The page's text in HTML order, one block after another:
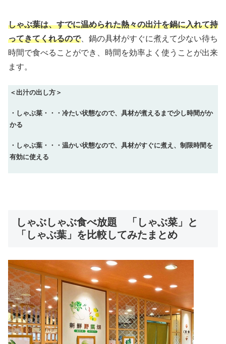
しゃぶ葉は、すでに温められた熱々の出汁を鍋に入れて持
ってきてくれるので、鍋の具材がすぐに煮えて少ない待ち
時間で食べることができ、時間を効率よく使うことが出来
ます。
＜出汁の出し方＞
・しゃぶ菜・・・冷たい状態なので、具材が煮えるまで少し時間がか
かる
・しゃぶ葉・・・温かい状態なので、具材がすぐに煮え、制限時間を
有効に使える
しゃぶしゃぶ食べ放題 「しゃぶ菜」と
「しゃぶ葉」を比較してみたまとめ